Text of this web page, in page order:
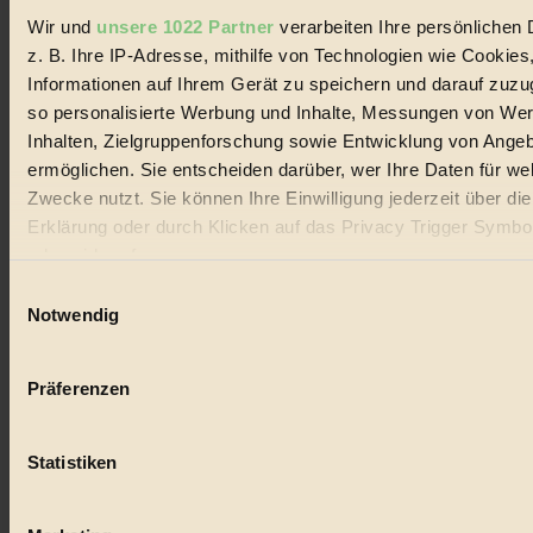
Wir und unsere 1022 Partner verarbeiten Ihre persönlichen
z. B. Ihre IP-Adresse, mithilfe von Technologien wie
Informationen auf Ihrem Gerät zu speichern und darauf
so personalisierte Werbung und Inhalte, Messungen von
Inhalten, Zielgruppenforschung sowie Entwicklung von
ermöglichen. Sie entscheiden darüber, wer Ihre Daten für
Zwecke nutzt. Sie können Ihre Einwilligung jederzeit über
Erklärung oder durch Klicken auf das Privacy Trigger
oder widerrufen
Wenn Sie es erlauben, würden wir auch gerne:
Ihr Gerät durch aktives Scannen nach bestimmten
Erfahren Sie mehr darüber, wie Ihre persönlichen Daten
Notwendig
Präferenzen
Statistiken
Lebensmittel
Essen